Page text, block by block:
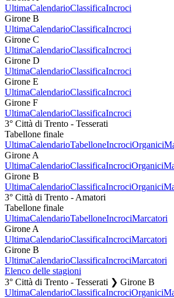
UltimaCalendarioClassificaIncroci
Girone B
UltimaCalendarioClassificaIncroci
Girone C
UltimaCalendarioClassificaIncroci
Girone D
UltimaCalendarioClassificaIncroci
Girone E
UltimaCalendarioClassificaIncroci
Girone F
UltimaCalendarioClassificaIncroci
3° Città di Trento - Tesserati
Tabellone finale
UltimaCalendarioTabelloneIncrociOrganici
Girone A
UltimaCalendarioClassificaIncrociOrganici
Girone B
UltimaCalendarioClassificaIncrociOrganici
3° Città di Trento - Amatori
Tabellone finale
UltimaCalendarioTabelloneIncrociMarcatori
Girone A
UltimaCalendarioClassificaIncrociMarcatori
Girone B
UltimaCalendarioClassificaIncrociMarcatori
Elenco delle stagioni
3° Città di Trento - Tesserati ❯ Girone B
UltimaCalendarioClassificaIncrociOrganici